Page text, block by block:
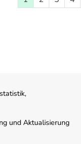
und Aktualisierung